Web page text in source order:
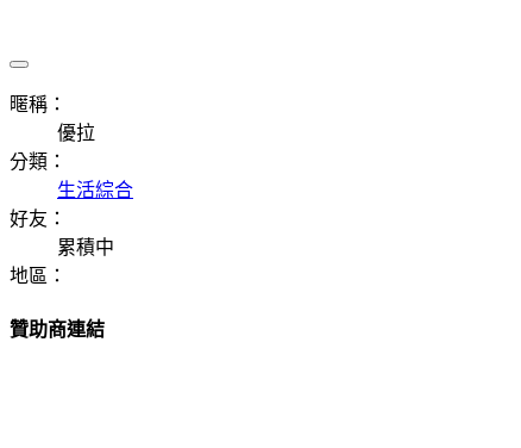
暱稱：
優拉
分類：
生活綜合
好友：
累積中
地區：
贊助商連結